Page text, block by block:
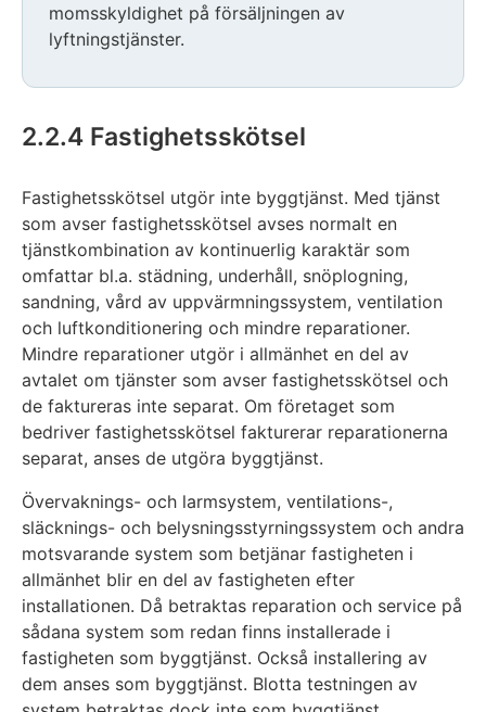
momsskyldighet på försäljningen av
lyftningstjänster.
2.2.4 Fastighetsskötsel
Fastighetsskötsel utgör inte byggtjänst. Med tjänst
som avser fastighetsskötsel avses normalt en
tjänstkombination av kontinuerlig karaktär som
omfattar bl.a. städning, underhåll, snöplogning,
sandning, vård av uppvärmningssystem, ventilation
och luftkonditionering och mindre reparationer.
Mindre reparationer utgör i allmänhet en del av
avtalet om tjänster som avser fastighetsskötsel och
de faktureras inte separat. Om företaget som
bedriver fastighetsskötsel fakturerar reparationerna
separat, anses de utgöra byggtjänst.
Övervaknings- och larmsystem, ventilations-,
släcknings- och belysningsstyrningssystem och andra
motsvarande system som betjänar fastigheten i
allmänhet blir en del av fastigheten efter
installationen. Då betraktas reparation och service på
sådana system som redan finns installerade i
fastigheten som byggtjänst. Också installering av
dem anses som byggtjänst. Blotta testningen av